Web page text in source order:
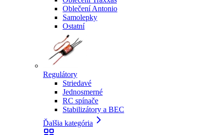
Oblečení Antonio
Samolepky
Ostatní
Regulátory
Striedavé
Jednosmerné
RC spínače
Stabilizátory a BEC
Ďalšia kategória